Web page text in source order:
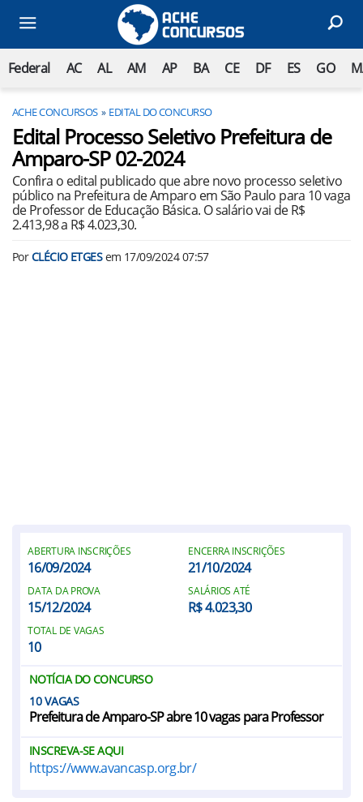
Federal AC AL AM AP BA CE DF ES GO
ACHE CONCURSOS EDITAL DO CONCURSO
Edital Processo Seletivo Prefeitura de
Amparo-SP 02-2024
Confira o edital publicado que abre novo processo seletivo
público na Prefeitura de Amparo em São Paulo para 10 vaga
de Professor de Educação Básica. O salário vai de R$
2.413,98 a R$ 4.023,30.
PorCLÉCIO ETGESem 17/09/2024 07:57
ABERTURA INSCRIÇÕES
16/09/2024
ENCERRA INSCRIÇÕES
21/10/2024
DATA DA PROVA
15/12/2024
SALÁRIOS ATÉ
R$ 4.023,30
TOTAL DE VAGAS
10
NOTÍCIA DO CONCURSO
10
Prefeitura de Amparo-SP abre 10 vagas para Professor
INSCREVA-SE AQUI
https://www.avancasp.org.br/